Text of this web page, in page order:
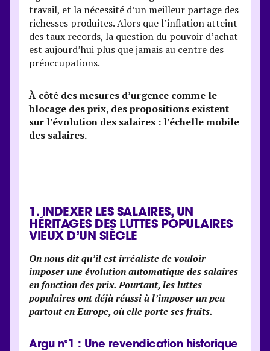
travail, et la nécessité d’un meilleur partage des
richesses produites. Alors que l’inflation atteint
des taux records, la question du pouvoir d’achat
est aujourd’hui plus que jamais au centre des
préoccupations.
À côté des mesures d’urgence comme le
blocage des prix, des propositions existent
sur l’évolution des salaires : l’échelle mobile
des salaires.
1. INDEXER LES SALAIRES, UN
HÉRITAGES DES LUTTES POPULAIRES
VIEUX D’UN SIÈCLE
On nous dit qu’il est irréaliste de vouloir
imposer une évolution automatique des salaires
en fonction des prix. Pourtant, les luttes
populaires ont déjà réussi à l’imposer un peu
partout en Europe, où elle porte ses fruits.
Argu n°1 : Une revendication historique